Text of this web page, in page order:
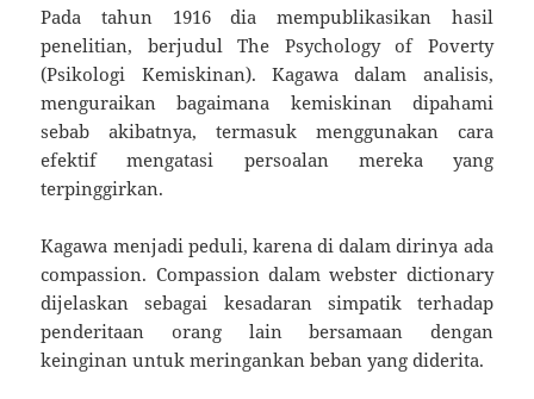
Pada tahun 1916 dia mempublikasikan hasil
penelitian, berjudul The Psychology of Poverty
(Psikologi Kemiskinan). Kagawa dalam analisis,
menguraikan bagaimana kemiskinan dipahami
sebab akibatnya, termasuk menggunakan cara
efektif mengatasi persoalan mereka yang
terpinggirkan.
Kagawa menjadi peduli, karena di dalam dirinya ada
compassion. Compassion dalam webster dictionary
dijelaskan sebagai kesadaran simpatik terhadap
penderitaan orang lain bersamaan dengan
keinginan untuk meringankan beban yang diderita.